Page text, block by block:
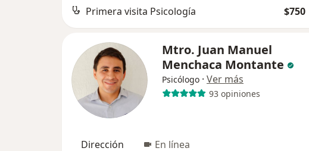
Primera visita Psicología $750
Mtro. Juan Manuel
Menchaca Montante
Psicólogo · Ver más
93 opiniones
Dirección En línea